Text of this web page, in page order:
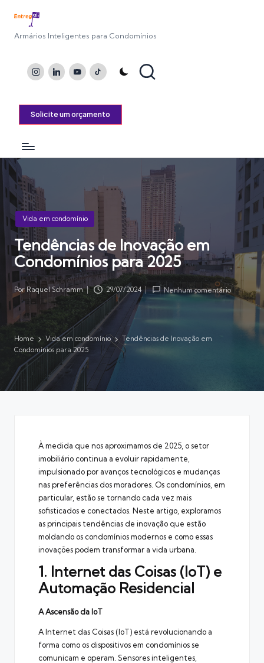
Armários Inteligentes para Condomínios
InstagramLinkedInYoutubeTikTok
Solicite um orçamento
Posted
in
Vida em condomínio
Tendências de Inovação em
Condomínios para 2025
Posted
by
Por Raquel Schramm 29/07/2024 Nenhum comentário
Home Vida em condomínio
Tendências de Inovação em
Condomínios para 2025
À medida que nos aproximamos de 2025, o setor
imobiliário continua a evoluir rapidamente,
impulsionado por avanços tecnológicos e mudanças
nas preferências dos moradores. Os condomínios, em
particular, estão se tornando cada vez mais
sofisticados e conectados. Neste artigo, exploramos
as principais tendências de inovação que estão
moldando os condomínios modernos e como essas
inovações podem transformar a vida urbana.
1. Internet das Coisas (IoT) e
Automação Residencial
A Ascensão da IoT
A Internet das Coisas (IoT) está revolucionando a
forma como os dispositivos em condomínios se
comunicam e operam. Sensores inteligentes,